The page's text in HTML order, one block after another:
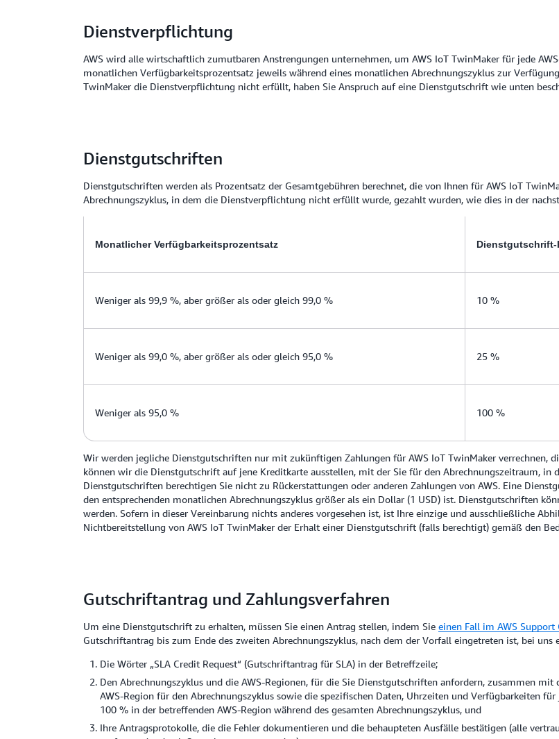
Dienstverpflichtung
AWS wird alle wirtschaftlich zumutbaren Anstrengungen unternehmen, um AWS IoT TwinMaker für jede
monatlichen Verfügbarkeitsprozentsatz jeweils während eines monatlichen Abrechnungszyklus zur
TwinMaker die Dienstverpflichtung nicht erfüllt, haben Sie Anspruch auf eine Dienstgutschrift wie unten
Dienstgutschriften
Dienstgutschriften werden als Prozentsatz der Gesamtgebühren berechnet, die von Ihnen für AWS IoT
Abrechnungszyklus, in dem die Dienstverpflichtung nicht erfüllt wurde, gezahlt wurden, wie dies in der
Monatlicher Verfügbarkeitsprozentsatz Dienstgutschrift-
Weniger als 99,9 %, aber größer als oder gleich 99,0 % 10 %
Weniger als 99,0 %, aber größer als oder gleich 95,0 % 25 %
Weniger als 95,0 % 100 %
Wir werden jegliche Dienstgutschriften nur mit zukünftigen Zahlungen für AWS IoT TwinMaker verrechnen,
können wir die Dienstgutschrift auf jene Kreditkarte ausstellen, mit der Sie für den Abrechnungszeitraum, in
Dienstgutschriften berechtigen Sie nicht zu Rückerstattungen oder anderen Zahlungen von AWS. Eine
den entsprechenden monatlichen Abrechnungszyklus größer als ein Dollar (1 USD) ist. Dienstgutschriften
werden. Sofern in dieser Vereinbarung nichts anderes vorgesehen ist, ist Ihre einzige und ausschließliche
Nichtbereitstellung von AWS IoT TwinMaker der Erhalt einer Dienstgutschrift (falls berechtigt) gemäß den
Gutschriftantrag und Zahlungsverfahren
Um eine Dienstgutschrift zu erhalten, müssen Sie einen Antrag stellen, indem Sie einen Fall im AWS Support
Gutschriftantrag bis zum Ende des zweiten Abrechnungszyklus, nach dem der Vorfall eingetreten ist, bei
Die Wörter „SLA Credit Request“ (Gutschriftantrag für SLA) in der Betreffzeile;
Den Abrechnungszyklus und die AWS-Regionen, für die Sie Dienstgutschriften anfordern, zusammen
AWS-Region für den Abrechnungszyklus sowie die spezifischen Daten, Uhrzeiten und Verfügbarkeiten
100 % in der betreffenden AWS-Region während des gesamten Abrechnungszyklus, und
Ihre Antragsprotokolle, die die Fehler dokumentieren und die behaupteten Ausfälle bestätigen (alle